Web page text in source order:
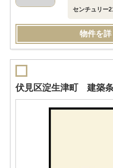
センチュリー
物件を
伏見区淀生津町 建築